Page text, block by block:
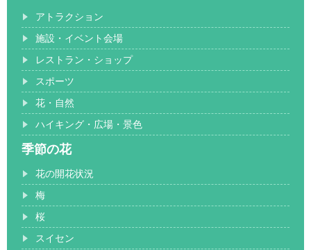
アトラクション
施設・イベント会場
レストラン・ショップ
スポーツ
花・自然
ハイキング・広場・景色
季節の花
花の開花状況
梅
桜
スイセン